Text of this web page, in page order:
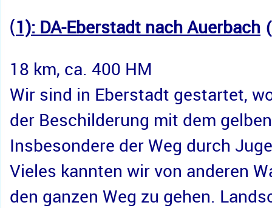
(1): DA-Eberstadt nach Auerbach
18 km, ca. 400 HM
Wir sind in Eberstadt gestartet,
der Beschilderung mit dem
Insbesondere der Weg durch
Vieles kannten wir von anderen
den ganzen Weg zu gehen.